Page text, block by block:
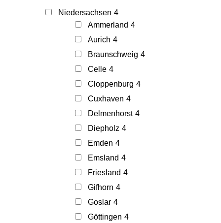
Niedersachsen 4
Ammerland 4
Aurich 4
Braunschweig 4
Celle 4
Cloppenburg 4
Cuxhaven 4
Delmenhorst 4
Diepholz 4
Emden 4
Emsland 4
Friesland 4
Gifhorn 4
Goslar 4
Göttingen 4